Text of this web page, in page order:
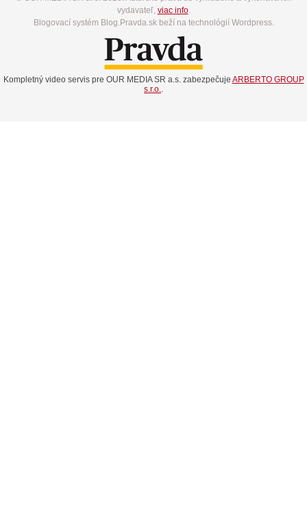
vydavateľ, viac info.
Blogovací systém Blog.Pravda.sk beží na technológií Wordpress.
Kompletný video servis pre OUR MEDIA SR a.s. zabezpečuje ARBERTO GROUP
s.r.o..